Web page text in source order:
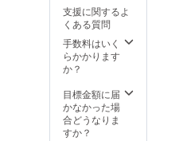
支援に関するよ
くある質問
手数料はいく
らかかります
か？
目標金額に届
かなかった場
合どうなりま
すか？